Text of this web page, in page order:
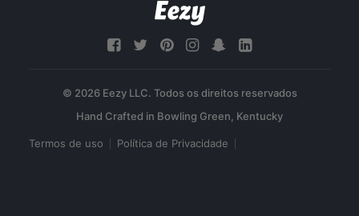
© 2026 Eezy LLC. Todos os direitos reservados
Termos de uso Política de Privacidade